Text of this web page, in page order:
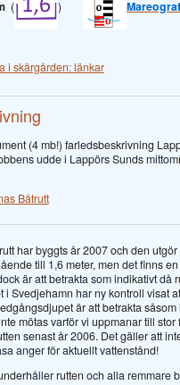
( ) Mareograf
i skärgården: länkar
(4 mb!) farledsbeskrivning
udde i Lappörs Sunds
Båtrutt
har byggts år 2007 och den
till 1,6 meter, men det finns
är att betrakta som indikativt
i Svedjehamn har ny kontroll visat
är att betrakta
mötas varför vi uppmanar till
senast år 2006. Det gäller att
anger för aktuellt vattenstånd!
rutten och alla remmare